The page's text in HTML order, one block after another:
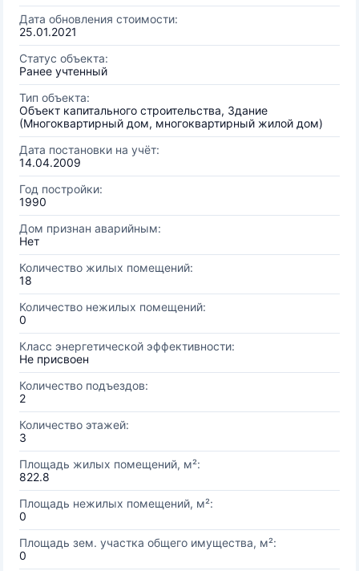
Дата обновления стоимости:
25.01.2021
Статус объекта:
Ранее учтенный
Тип объекта:
Объект капитального строительства, Здание
(Многоквартирный дом, многоквартирный жилой дом)
Дата постановки на учёт:
14.04.2009
Год постройки:
1990
Дом признан аварийным:
Нет
Количество жилых помещений:
18
Количество нежилых помещений:
0
Класс энергетической эффективности:
Не присвоен
Количество подъездов:
2
Количество этажей:
3
Площадь жилых помещений, м²:
822.8
Площадь нежилых помещений, м²:
0
Площадь зем. участка общего имущества, м²:
0